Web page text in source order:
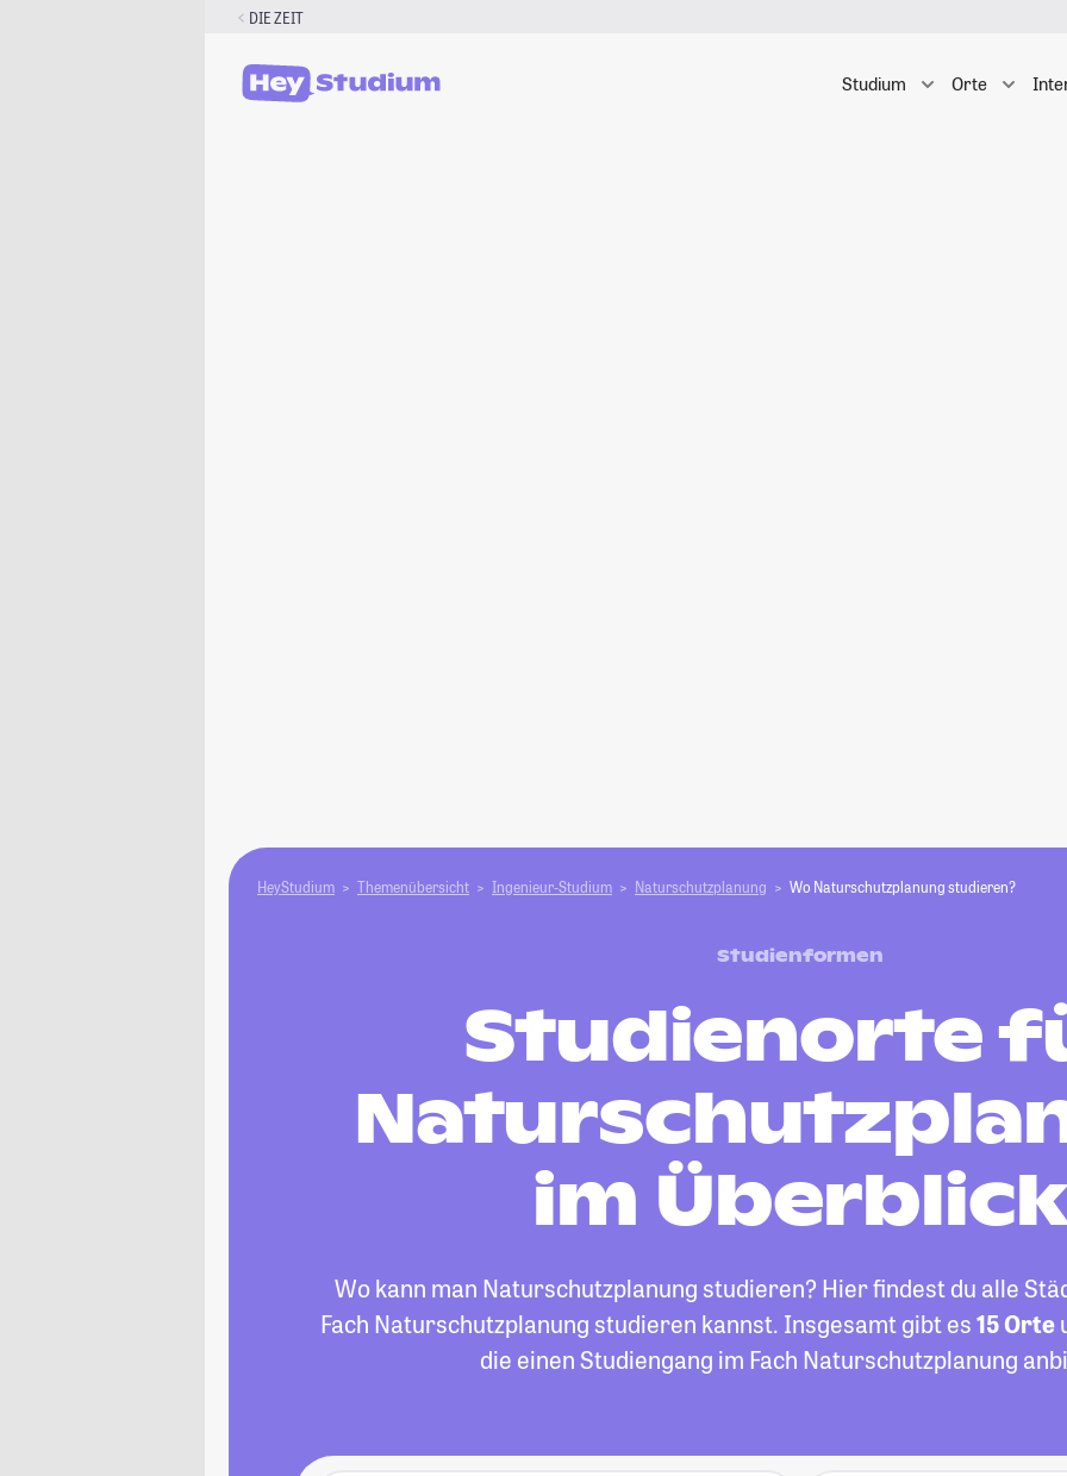
DIE ZEIT
Studium Orte
HeyStudium Themenübersicht Ingenieur-Studium Naturschutzplanung Wo Naturschutzplanung studieren?
Studienformen
Studienorte
im Überblick
Wo kann man Naturschutzplanung studieren? Hier findest du alle
Fach Naturschutzplanung studieren kannst. Insgesamt gibt es15 Orte
die einen Studiengang im Fach Naturschutzplanung